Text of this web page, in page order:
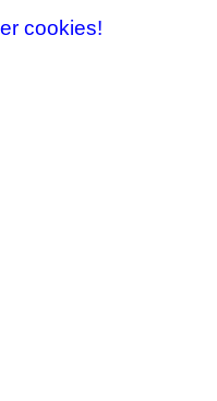
cookies!